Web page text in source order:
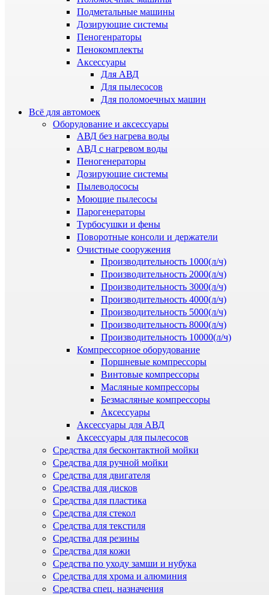
Подметальные машины
Дозирующие системы
Пеногенраторы
Пенокомплекты
Аксессуары
Для АВД
Для пылесосов
Для поломоечных машин
Всё для автомоек
Оборудование и аксессуары
АВД без нагрева воды
АВД с нагревом воды
Пеногенераторы
Дозирующие системы
Пылеводососы
Моющие пылесосы
Парогенераторы
Турбосушки и фены
Поворотные консоли и держатели
Очистные сооружения
Производительность 1000(л/ч)
Производительность 2000(л/ч)
Производительность 3000(л/ч)
Производительность 4000(л/ч)
Производительность 5000(л/ч)
Производительность 8000(л/ч)
Производительность 10000(л/ч)
Компрессорное оборудование
Поршневые компрессоры
Винтовые компрессоры
Масляные компрессоры
Безмасляные компрессоры
Аксессуары
Аксессуары для АВД
Аксессуары для пылесосов
Средства для бесконтактной мойки
Средства для ручной мойки
Средства для двигателя
Средства для дисков
Средства для пластика
Средства для стекол
Средства для текстиля
Средства для резины
Средства для кожи
Средства по уходу замши и нубука
Средства для хрома и алюминия
Средства спец. назначения